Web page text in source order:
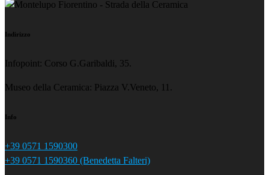
Indirizzo
Infopoint: Corso G.Garibaldi, 35.
Museo della Ceramica: Piazza V.Veneto, 11.
Info
+39 0571 1590300
+39 0571 1590360 (Benedetta Falteri)